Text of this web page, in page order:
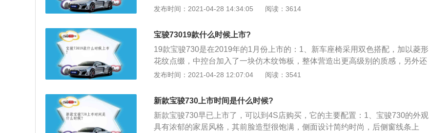
过语音来控制大部分的软硬件设备，这也是宝骏旗下首款搭载该系统的车型。
V型全镀铬格栅、镀铬车窗水切、高亮黑B柱的组合设计，打造出了极强的线条
新车前脸方形双透镜大灯与横拉式高辨识度熏黑尾灯相互呼应，造型大胆；2、
内饰配置方面，新宝骏730整体以灰色为主调，加上米色、棕色的双拼配色，视
觉上温馨雅致，皮革的材料搭配表面菱形打孔也提升了质感。新车全系标配8英
寸液晶大屏，高配车型采用了7英寸全彩液晶仪表系统，7英寸全彩液晶仪表系统
+8英寸液晶大屏娱乐系统，同级鲜有。在智能互联方面，新车将搭载Carplay、S
联；3、行车安全保障方面，新宝骏730全系标配了博世第9代ESP车身电子稳定
系统，集成VDC车辆稳定性控制功能+ABS车辆防抱死功能+EBD电子制动力分配
功能+TCS牵引力控制功能+HBA刹车辅助功能+HHC上坡辅助功能，可以在行车
发布时间：2021-04-28 14:34:05 阅读：3614
宝骏73019款什么时候上市?
19款宝骏730是在2019年的1月份上市的：1、新车座椅采用双色搭配，加以菱形
花纹点缀，中控台加入了一块仿木纹饰板，整体营造出更高级别的质感，另外还
配有Infinity品牌音响；2、外观方面，新车将沿用现款在售车型的整体设计风格，
新车参考现款在售车型的长宽高分别为4620\/1820\/1755mm，轴距为2750mm；
3、配置方面，新车将配有博世第九代ESP车身电子稳定系统、电子手刹、自动
驻车、马牌轮胎、一键启动\/无钥匙进入系统、外后视镜电动折叠、前后泊车雷达
及360度全景影像系统等；4、动力方面，新车将搭载一台型号为LL5的1.5T涡轮
发布时间：2021-04-28 12:07:04 阅读：3541
新款宝骏730上市时间是什么时候?
新款宝骏730早已上市了，可以到4S店购买，它的主要配置：1、宝骏730的外观
具有浓郁的家居风格，其前脸造型很饱满，侧面设计简约时尚，后侧窗线条上